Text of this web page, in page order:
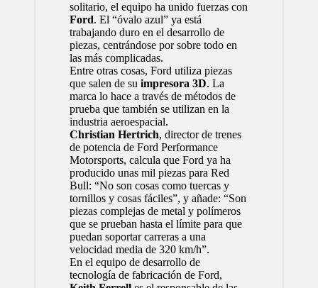
solitario, el equipo ha unido fuerzas con
Ford. El “óvalo azul” ya está
trabajando duro en el desarrollo de
piezas, centrándose por sobre todo en
las más complicadas.
Entre otras cosas, Ford utiliza piezas
que salen de su impresora 3D. La
marca lo hace a través de métodos de
prueba que también se utilizan en la
industria aeroespacial.
Christian Hertrich, director de trenes
de potencia de Ford Performance
Motorsports, calcula que Ford ya ha
producido unas mil piezas para Red
Bull: “No son cosas como tuercas y
tornillos y cosas fáciles”, y añade: “Son
piezas complejas de metal y polímeros
que se prueban hasta el límite para que
puedan soportar carreras a una
velocidad media de 320 km/h”.
En el equipo de desarrollo de
tecnología de fabricación de Ford,